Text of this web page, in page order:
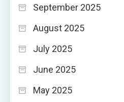
September 2025
August 2025
July 2025
June 2025
May 2025